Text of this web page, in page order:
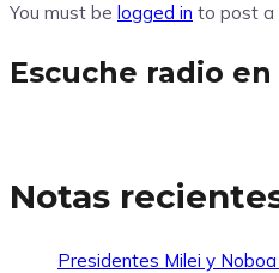
You must be logged in to post a
Escuche radio
Notas
Presidentes Milei y